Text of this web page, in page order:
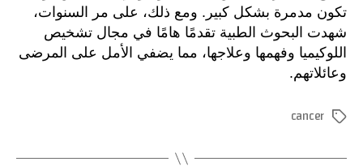
تكون مدمرة بشكل كبير. ومع ذلك، على مر السنوات،
شهدت البحوث الطبية تقدمًا هامًا في مجال تشخيص
اللوكيميا وفهمها وعلاجها، مما يضفي الأمل على المرضى
وعائلاتهم.
الوسومcancer